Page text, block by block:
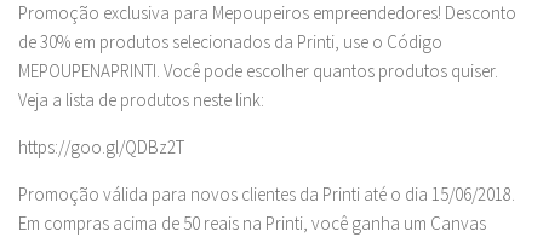
Promoção exclusiva para Mepoupeiros empreendedores! Desconto
de 30% em produtos selecionados da Printi, use o Código
MEPOUPENAPRINTI. Você pode escolher quantos produtos quiser.
Veja a lista de produtos neste link:
https://goo.gl/QDBz2T
Promoção válida para novos clientes da Printi até o dia 15/06/2018.
Em compras acima de 50 reais na Printi, você ganha um Canvas